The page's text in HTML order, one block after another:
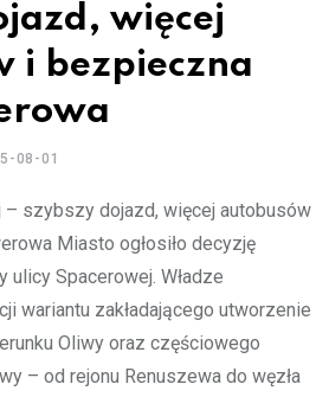
więcej
i bezpieczna
08-01
– szybszy dojazd, więcej autobusów
Miasto ogłosiło decyzję
Spacerowej. Władze
wariantu zakładającego utworzenie
Oliwy oraz częściowego
– od rejonu Renuszewa do węzła